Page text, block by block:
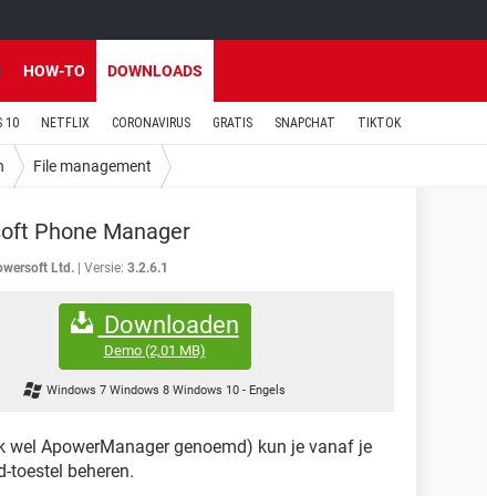
HOW-TO DOWNLOADS
10 NETFLIX CORONAVIRUS GRATIS SNAPCHAT TIKTOK
File management
Phone Manager
Ltd. Versie: 3.2.6.1
Downloaden
Demo(2,01 MB)
Windows 7 Windows 8 Windows 10 - Engels
wel ApowerManager genoemd) kun je vanaf je
toestel beheren.